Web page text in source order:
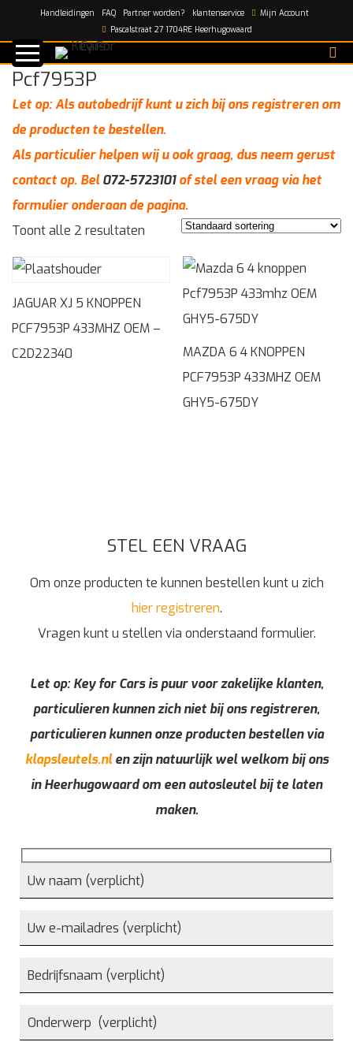
Handleidingen FAQ Partner worden? klantenservice
Mijn Account
Pascalstraat 27 1704RE Heerhugowaard
Home/Pcf7953P
Pcf7953P
Let op: Als autobedrijf kunt u zich bij ons registreren om
de producten te bestellen.
Als particulier helpen wij u ook graag, dus neem gerust
contact op. Bel072-5723101of stel een vraag via het
formulier onderaan de pagina.
Toont alle 2 resultaten
JAGUAR XJ 5 KNOPPEN
PCF7953P 433MHZ OEM –
C2D22340
MAZDA 6 4 KNOPPEN
PCF7953P 433MHZ OEM
GHY5-675DY
STEL EEN VRAAG
Om onze producten te kunnen bestellen kunt u zich
hier registreren.
Vragen kunt u stellen via onderstaand formulier.
Let op: Key for Cars is puur voor zakelijke klanten,
particulieren kunnen zich niet bij ons registreren,
particulieren kunnen onze producten bestellen via
klapsleutels.nlen zijn natuurlijk wel welkom bij ons
in Heerhugowaard om een autosleutel bij te laten
maken.